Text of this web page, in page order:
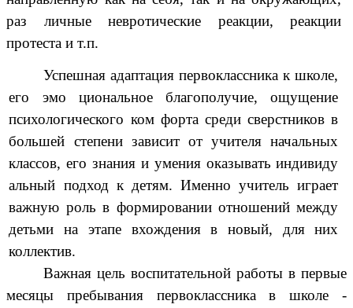
раз личные невротические реакции, реакции
протеста и т.п.
Успешная адаптация первоклассника к школе,
его эмо циональное благополучие, ощущение
психологического ком форта среди сверстников в
большей степени зависит от учителя начальных
классов, его знания и умения оказывать индивиду
альный подход к детям. Именно учитель играет
важную роль в формировании отношений между
детьми на этапе вхождения в новый, для них
коллектив.
Важная цель воспитательной работы в первые
месяцы пребывания первоклассника в школе -